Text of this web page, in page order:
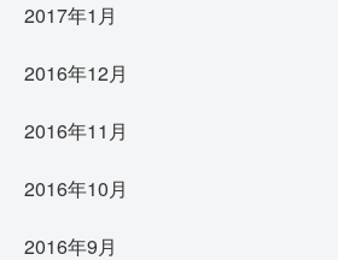
2017年1月
2016年12月
2016年11月
2016年10月
2016年9月